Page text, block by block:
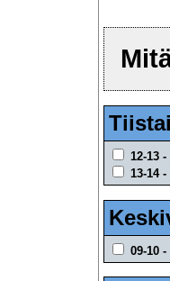
12-13
13-14
09-10